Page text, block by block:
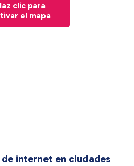
clic para
el mapa
internet en ciudades